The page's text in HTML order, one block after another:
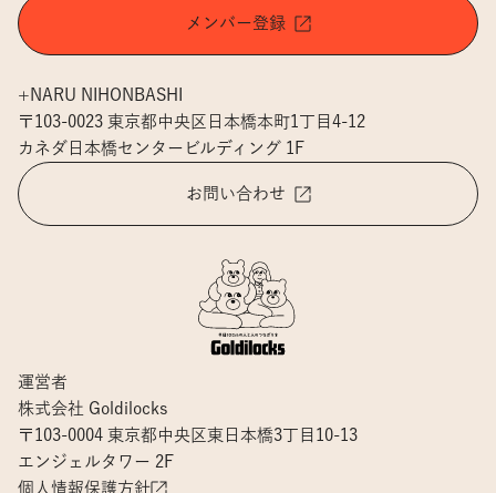
個人情報保護方針
メンバー登録
+NARU NIHONBASHI
〒103-0023 東京都中央区日本橋本町1丁目4-12
カネダ日本橋センタービルディング 1F
お問い合わせ
運営者
株式会社 Goldilocks
〒103-0004 東京都中央区東日本橋3丁目10-13
エンジェルタワー 2F